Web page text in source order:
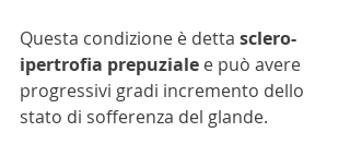
Questa condizione è detta sclero-
ipertrofia prepuziale e può avere
progressivi gradi incremento dello
stato di sofferenza del glande.